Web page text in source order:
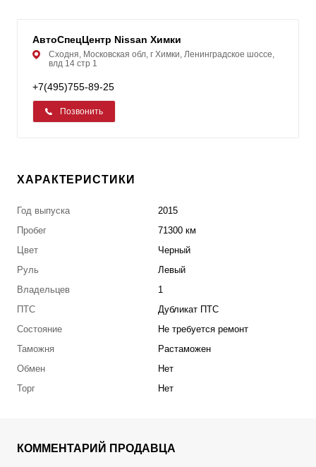
АвтоСпецЦентр Nissan Химки
Сходня, Московская обл, г Химки, Ленинградское шоссе,
влд 14 стр 1
+7(495)755-89-25
Позвонить
ХАРАКТЕРИСТИКИ
Год выпуска
2015
Пробег
71300 км
Цвет
Черный
Руль
Левый
Владельцев
1
ПТС
Дубликат ПТС
Состояние
Не требуется ремонт
Таможня
Растаможен
Обмен
Нет
Торг
Нет
КОММЕНТАРИЙ ПРОДАВЦА